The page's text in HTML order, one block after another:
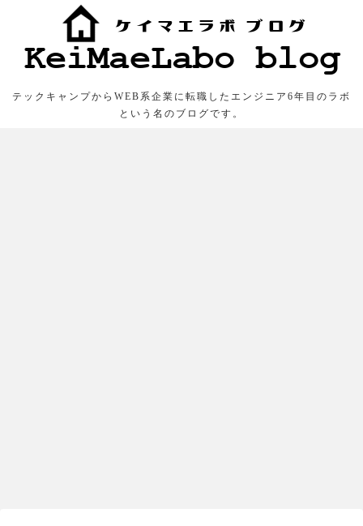
テックキャンプからWEB系企業に転職したエンジニア6年目のラボ
という名のブログです。